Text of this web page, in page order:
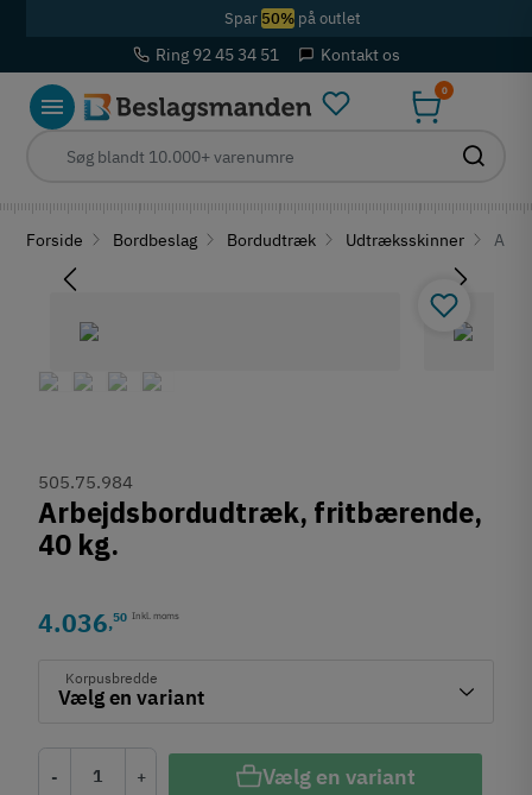
Spar 50%på outlet
Ring 92 45 34 51 Kontakt os
0
Forside Bordbeslag Bordudtræk Udtræksskinner
505.75.984
Arbejdsbordudtræk, fritbærende,
40 kg.
4.036,50 Inkl. moms
Korpusbredde
- + Vælg en variant